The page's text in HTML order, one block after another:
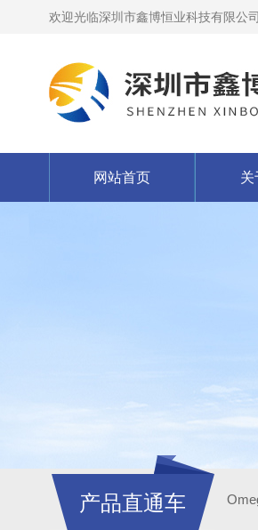
欢迎光临深圳市鑫博恒业科技有限公
网站首页 关
产品直通车